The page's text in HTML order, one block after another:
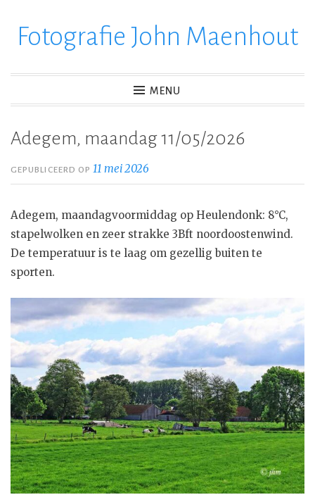
verderFotografie John Maenhout
MENU
Adegem, maandag 11/05/2026
GEPUBLICEERD OP11 mei 2026
Adegem, maandagvoormiddag op Heulendonk: 8°C,
stapelwolken en zeer strakke 3Bft noordoostenwind.
De temperatuur is te laag om gezellig buiten te
sporten.